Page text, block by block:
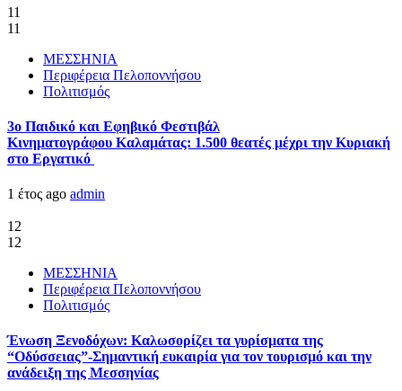
11
11
ΜΕΣΣΗΝΙΑ
Περιφέρεια Πελοποννήσου
Πολιτισμός
3ο Παιδικό και Εφηβικό Φεστιβάλ
Κινηματογράφου Καλαμάτας: 1.500 θεατές μέχρι την Κυριακή
στο Εργατικό
1 έτος ago admin
12
12
ΜΕΣΣΗΝΙΑ
Περιφέρεια Πελοποννήσου
Πολιτισμός
Ένωση Ξενοδόχων: Καλωσορίζει τα γυρίσματα της
“Οδύσσειας”-Σημαντική ευκαιρία για τον τουρισμό και την
ανάδειξη της Μεσσηνίας